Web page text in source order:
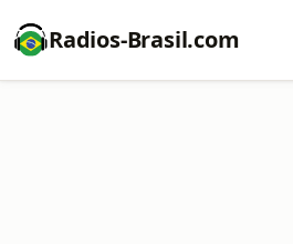
Radios-Brasil.com